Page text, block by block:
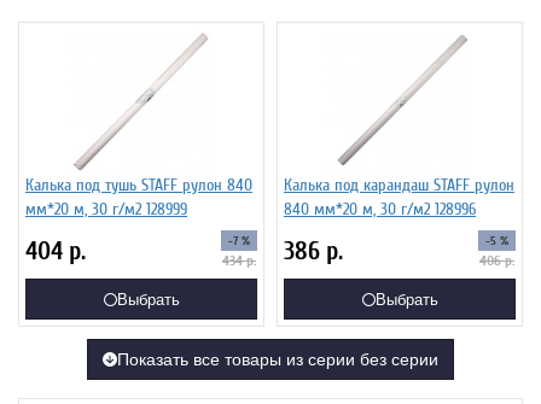
Калька под тушь STAFF рулон 840
мм*20 м, 30 г/м2 128999
404 р. -7 %
434р.
Выбрать
Калька под карандаш STAFF рулон
840 мм*20 м, 30 г/м2 128996
386 р. -5 %
406р.
Выбрать
Показать все товары из серии без серии